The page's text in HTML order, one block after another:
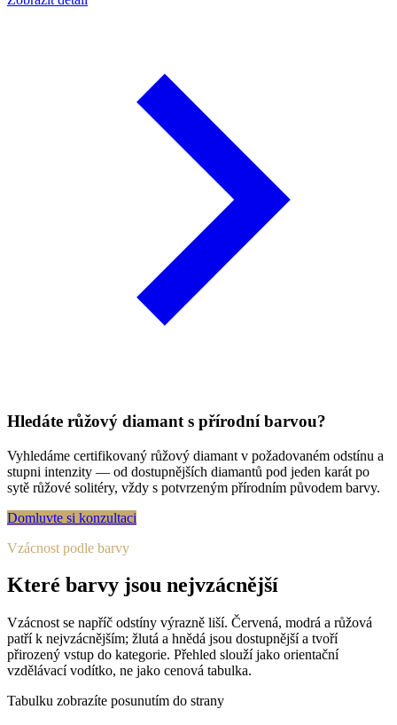
Hledáte růžový diamant s přírodní barvou?
Vyhledáme certifikovaný růžový diamant v požadovaném odstínu a
stupni intenzity — od dostupnějších diamantů pod jeden karát po
sytě růžové solitéry, vždy s potvrzeným přírodním původem barvy.
Domluvte si konzultaci
Vzácnost podle barvy
Které barvy jsou nejvzácnější
Vzácnost se napříč odstíny výrazně liší. Červená, modrá a růžová
patří k nejvzácnějším; žlutá a hnědá jsou dostupnější a tvoří
přirozený vstup do kategorie. Přehled slouží jako orientační
vzdělávací vodítko, ne jako cenová tabulka.
Tabulku zobrazíte posunutím do strany